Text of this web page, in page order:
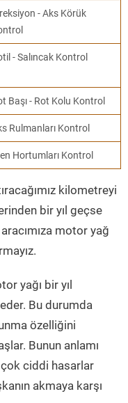
- Aks Körük
- Salıncak Kontrol
Başı - Rot Kolu Kontrol
Rulmanları Kontrol
Hortumları Kontrol
kilometreyi
bir yıl geçse
motor yağ
yağı bir yıl
Bu durumda
özelliğini
Bunun anlamı
ciddi hasarlar
akmaya karşı